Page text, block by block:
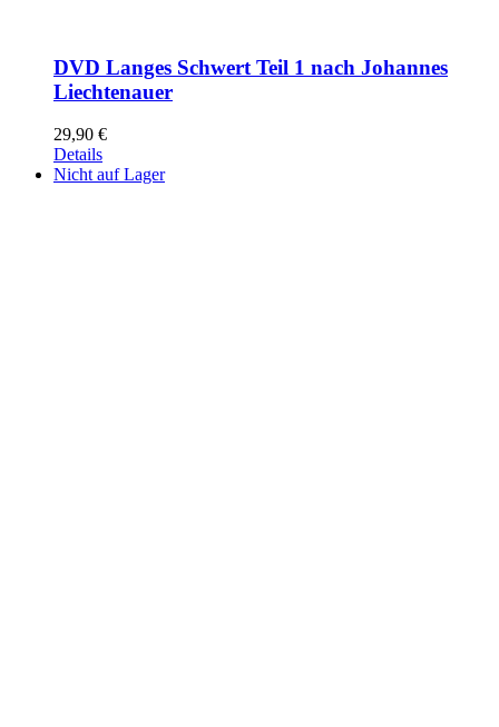
DVD Langes Schwert Teil 1 nach Johannes
Liechtenauer
29,90 €
Details
Nicht auf Lager